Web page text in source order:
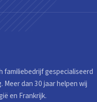
familiebedrijf gespecialiseerd
dan 30 jaar helpen wij
en Frankrijk.